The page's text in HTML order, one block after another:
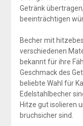
Getränk
beeinträchtigen
Becher mit
verschiedenen
bekannt für ihre
Geschmack des
beliebte Wahl für
Edelstahlbecher
Hitze gut isolieren
bruchsicher sind.